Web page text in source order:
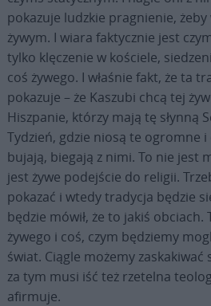
pokazuje ludzkie pragnienie, żeby
żywym. I wiara faktycznie jest
tylko klęczenie w kościele,
coś żywego. I właśnie fakt, że ta
pokazuje – że Kaszubi chcą tej
Hiszpanie, którzy mają tę słynną
Tydzień, gdzie niosą te ogromne i
bujają, biegają z nimi. To nie jest
jest żywe podejście do religii.
pokazać i wtedy tradycja będzie
będzie mówił, że to jakiś obciach.
żywego i coś, czym będziemy
świat. Ciągle możemy
za tym musi iść też rzetelna
afirmuje.